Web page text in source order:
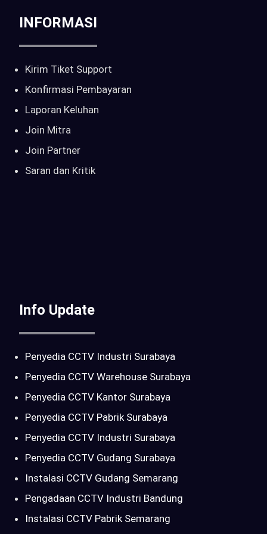
INFORMASI
Kirim Tiket Support
Konfirmasi Pembayaran
Laporan Keluhan
Join Mitra
Join Partner
Saran dan Kritik
Info Update
Penyedia CCTV Industri Surabaya
Penyedia CCTV Warehouse Surabaya
Penyedia CCTV Kantor Surabaya
Penyedia CCTV Pabrik Surabaya
Penyedia CCTV Industri Surabaya
Penyedia CCTV Gudang Surabaya
Instalasi CCTV Gudang Semarang
Pengadaan CCTV Industri Bandung
Instalasi CCTV Pabrik Semarang